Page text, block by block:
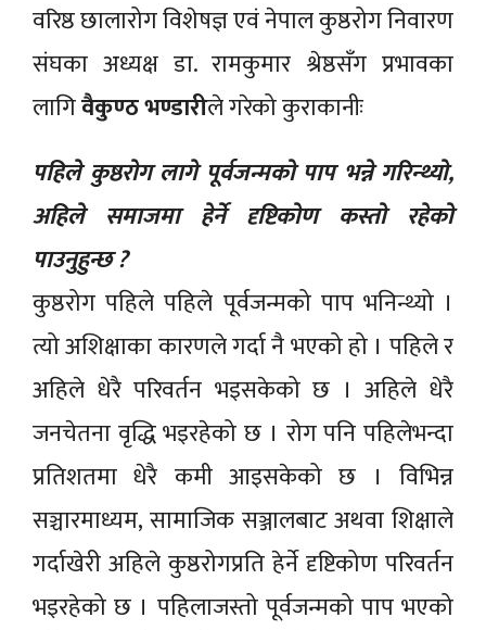
वरिष्ठ छालारोग विशेषज्ञ एवं नेपाल कुष्ठरोग निवारण
संघका अध्यक्ष डा. रामकुमार श्रेष्ठसँग प्रभावका
लागिवैकुण्ठ भण्डारीले गरेको कुराकानीः
पहिले कुष्ठरोग लागे पूर्वजन्मको पाप भन्ने गरिन्थ्यो,
अहिले समाजमा हेर्ने दृष्टिकोण कस्तो रहेको
पाउनुहुन्छ ?
कुष्ठरोग पहिले पहिले पूर्वजन्मको पाप भनिन्थ्यो ।
त्यो अशिक्षाका कारणले गर्दा नै भएको हो । पहिले र
अहिले धेरै परिवर्तन भइसकेको छ । अहिले धेरै
जनचेतना वृद्धि भइरहेको छ । रोग पनि पहिलेभन्दा
प्रतिशतमा धेरै कमी आइसकेको छ । विभिन्न
सञ्चारमाध्यम, सामाजिक सञ्जालबाट अथवा शिक्षाले
गर्दाखेरी अहिले कुष्ठरोगप्रति हेर्ने दृष्टिकोण परिवर्तन
भइरहेको छ । पहिलाजस्तो पूर्वजन्मको पाप भएको